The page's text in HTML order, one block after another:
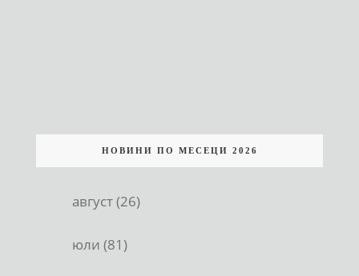
НОВИНИ ПО МЕСЕЦИ 2026
август (26)
юли (81)